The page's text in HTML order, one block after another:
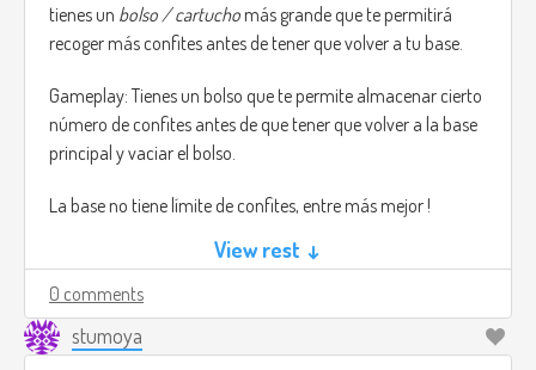
tienes un bolso / cartucho más grande que te permitirá
recoger más confites antes de tener que volver a tu base.
Gameplay: Tienes un bolso que te permite almacenar cierto
número de confites antes de que tener que volver a la base
principal y vaciar el bolso.
La base no tiene límite de confites, entre más mejor !
En la pantalla del celular tienes dos opciones, buscar o
correr. puedes moverte libremente entre el barrio, puedes
visitar las casas que quieras las veces que quieras, pero ten
cuidado con los mapaches !, ellos te robaran tus confites.
View rest ↓
0 comments
stumoya